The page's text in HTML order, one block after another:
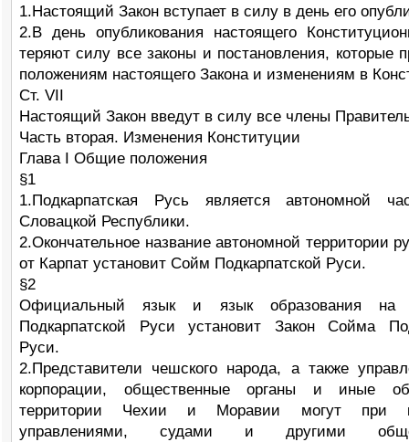
1.Настоящий Закон вступает в силу в день его
2.В день опубликования настоящего
теряют силу все законы и постановления, которые
положениям настоящего Закона и изменениям в
Ст. VII
Настоящий Закон введут в силу все члены
Часть вторая. Изменения Конституции
Глава I Общие положения
§1
1.Подкарпатская Русь является автономной
Словацкой Республики.
2.Окончательное название автономной территории
от Карпат установит Сойм Подкарпатской Руси.
§2
Официальный язык и язык образования на
Подкарпатской Руси установит Закон Сойма
Руси.
2.Представители чешского народа, а также
корпорации, общественные органы и иные
территории Чехии и Моравии могут при
управлениями, судами и другими